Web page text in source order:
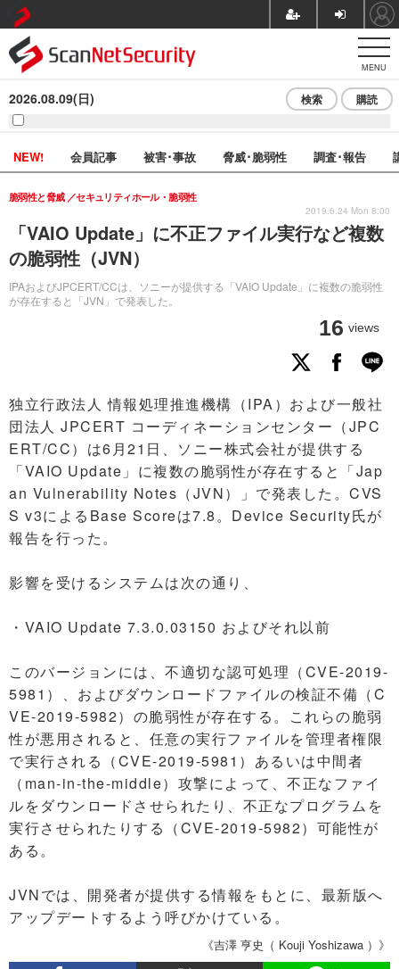
MENU
2026.08.09(日) 検索 購読
NEW! 会員記事 被害･事故 脅威･脆弱性 調査･報告
「VAIO Update」に不正ファイル実行など複数
の脆弱性（JVN）
IPAおよびJPCERT/CCは、ソニーが提供する「VAIO Update」に複数の脆弱性
が存在すると「JVN」で発表した。
脆弱性と脅威 セキュリティホール・脆弱性
16 views
2019.6.24 Mon 8:00
独立行政法人 情報処理推進機構（IPA）および一般社
団法人 JPCERT コーディネーションセンター（JPC
ERT/CC）は6月21日、ソニー株式会社が提供する
「VAIO Update」に複数の脆弱性が存在すると「Jap
an Vulnerability Notes（JVN）」で発表した。CVS
S v3によるBase Scoreは7.8。Device Security氏が
報告を行った。
影響を受けるシステムは次の通り、
・VAIO Update 7.3.0.03150 およびそれ以前
このバージョンには、不適切な認可処理（CVE-2019-
5981）、およびダウンロードファイルの検証不備（C
VE-2019-5982）の脆弱性が存在する。これらの脆弱
性が悪用されると、任意の実行ファイルを管理者権限
で実行される（CVE-2019-5981）あるいは中間者
（man-in-the-middle）攻撃によって、不正なファイ
ルをダウンロードさせられたり、不正なプログラムを
実行させられたりする（CVE-2019-5982）可能性が
ある。
JVNでは、開発者が提供する情報をもとに、最新版へ
アップデートするよう呼びかけている。
《吉澤 亨史（ Kouji Yoshizawa ）》